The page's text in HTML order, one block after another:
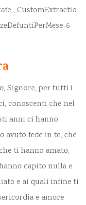
6
Signore, per tutti i
conoscenti che nel
anni ci hanno
avuto fede in te, che
ti hanno amato,
capito nulla e
e ai quali infine ti
e amore